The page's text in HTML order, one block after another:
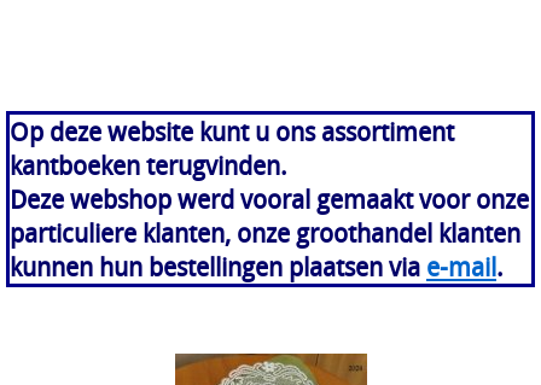
Op deze website kunt u ons assortiment
kantboeken terugvinden.
Deze webshop werd vooral gemaakt voor onze
particuliere klanten, onze groothandel klanten
kunnen hun bestellingen plaatsen via e-mail.